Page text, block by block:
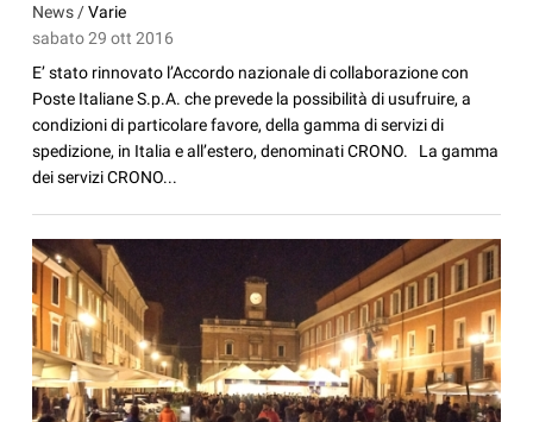
News /Varie
sabato 29 ott 2016
E’ stato rinnovato l’Accordo nazionale di collaborazione con
Poste Italiane S.p.A. che prevede la possibilità di usufruire, a
condizioni di particolare favore, della gamma di servizi di
spedizione, in Italia e all’estero, denominati CRONO. La gamma
dei servizi CRONO...